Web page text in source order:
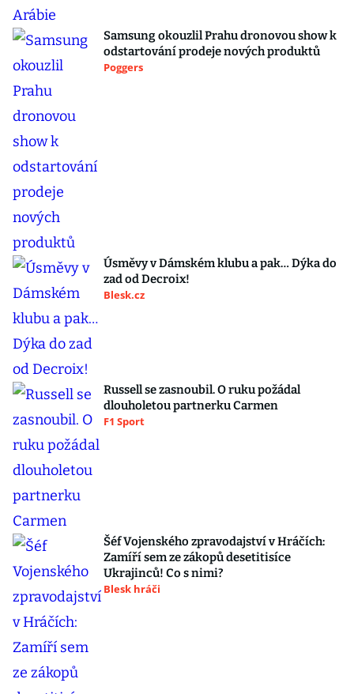
Samsung okouzlil Prahu dronovou show k
odstartování prodeje nových produktů
Poggers
Úsměvy v Dámském klubu a pak… Dýka do
zad od Decroix!
Blesk.cz
Russell se zasnoubil. O ruku požádal
dlouholetou partnerku Carmen
F1 Sport
Šéf Vojenského zpravodajství v Hráčích:
Zamíří sem ze zákopů desetitisíce
Ukrajinců! Co s nimi?
Blesk hráči